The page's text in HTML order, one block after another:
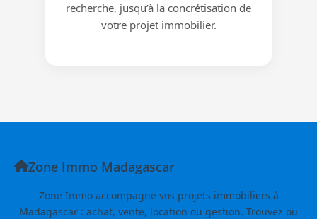
recherche, jusqu’à la concrétisation de
votre projet immobilier.
Zone Immo Madagascar
Zone Immo accompagne vos projets immobiliers à
Madagascar : achat, vente, location ou gestion. Trouvez ou